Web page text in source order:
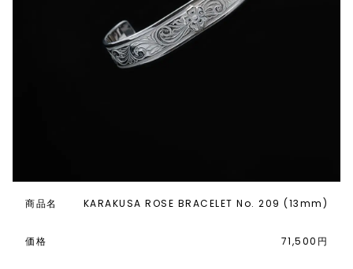
商品名 KARAKUSA ROSE BRACELET No. 209 (13mm)
価格 71,500円